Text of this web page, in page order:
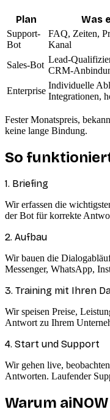
Plan Was
Support-
Bot
FAQ, Zeiten,
Kanal
Sales-Bot
Lead-
CRM-
Enterprise
Individuelle
Integrationen,
Fester Monatspreis,
keine lange Bindung.
So
1. Briefing
Wir erfassen die
der Bot für korrekte
2. Aufbau
Wir bauen die
Messenger, WhatsApp,
3. Training mit Ihren
Wir speisen Preise,
Antwort zu Ihrem
4. Start und Support
Wir gehen live,
Antworten. Laufender
Warum aiNOW